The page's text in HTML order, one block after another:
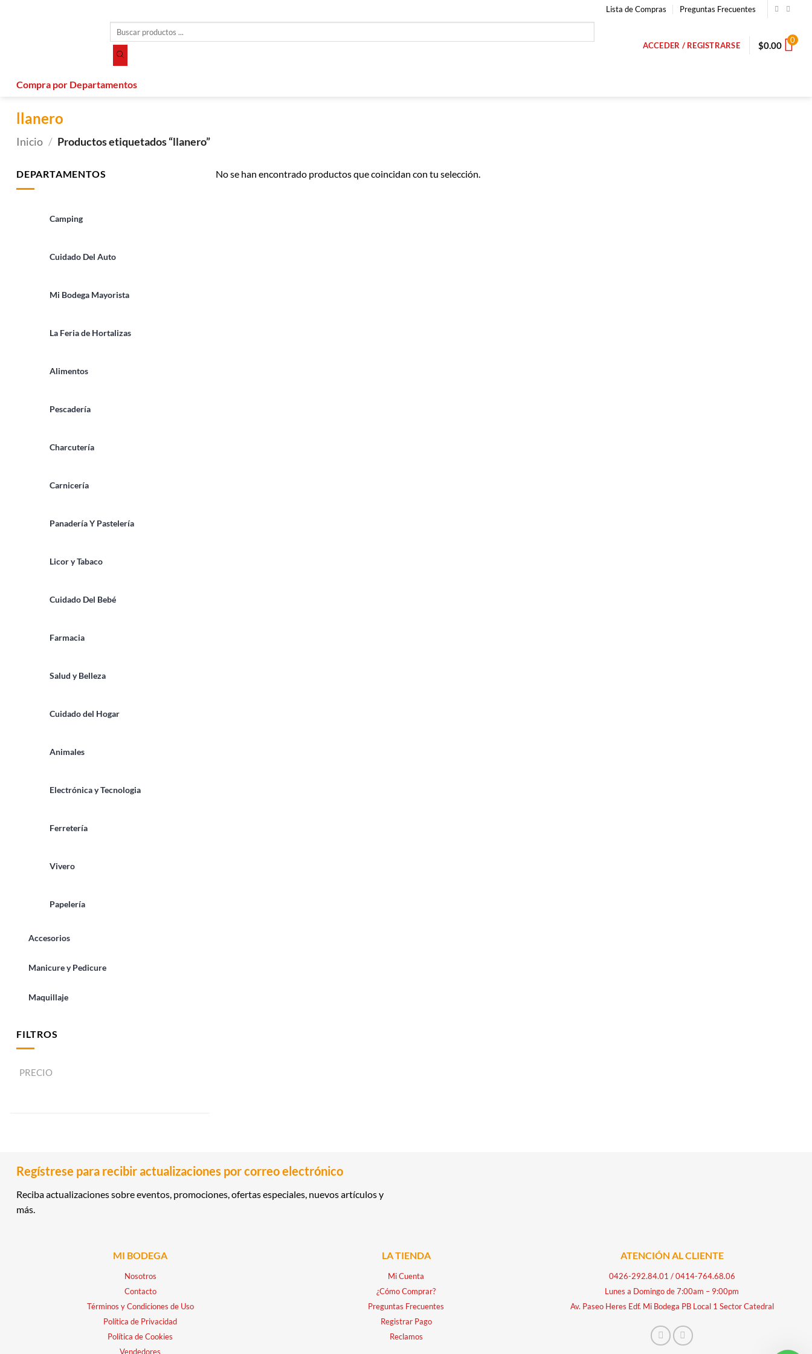
Lista de Compras Preguntas Frecuentes
productos
ACCEDER / REGISTRARSE $0.00 0
Compra por Departamentos
llanero
Inicio / Productos etiquetados “llanero”
DEPARTAMENTOS
Camping
Cuidado Del Auto
Mi Bodega Mayorista
La Feria de Hortalizas
Alimentos
Pescadería
Charcutería
Carnicería
Panadería Y Pastelería
Licor y Tabaco
Cuidado Del Bebé
Farmacia
Salud y Belleza
Cuidado del Hogar
Animales
Electrónica y Tecnologia
Ferretería
Vivero
Papelería
Accesorios
Manicure y Pedicure
Maquillaje
FILTROS
PRECIO
No se han encontrado productos que coincidan con tu selección.
Regístrese para recibir actualizaciones por correo electrónico
Reciba actualizaciones sobre eventos, promociones, ofertas especiales, nuevos artículos y
más.
MI BODEGA
Nosotros
Contacto
Términos y Condiciones de Uso
Política de Privacidad
Política de Cookies
Vendedores
LA TIENDA
Mi Cuenta
¿Cómo Comprar?
Preguntas Frecuentes
Registrar Pago
Reclamos
ATENCIÓN AL CLIENTE
0426-292.84.01 /0414-764.68.06
Lunes a Domingo de 7:00am – 9:00pm
Av. Paseo Heres Edf. Mi Bodega PB Local 1 Sector Catedral